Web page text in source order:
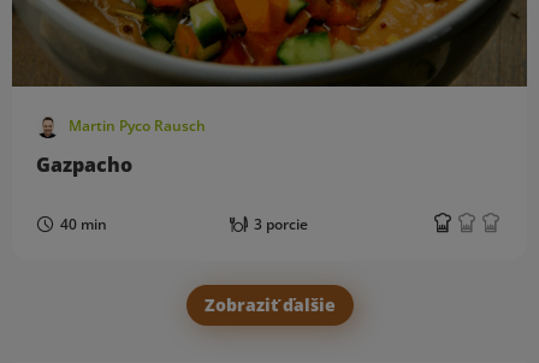
Martin Pyco Rausch
Gazpacho
40 min 3 porcie
Zobraziť ďalšie